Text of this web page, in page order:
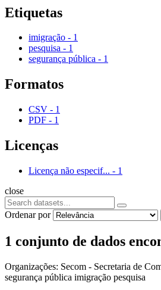
Etiquetas
imigração - 1
pesquisa - 1
segurança pública - 1
Formatos
CSV - 1
PDF - 1
Licenças
Licença não especif... - 1
close
Ordenar por
1 conjunto de dados
Organizações: Secom - Secretaria de
segurança pública imigração pesquisa